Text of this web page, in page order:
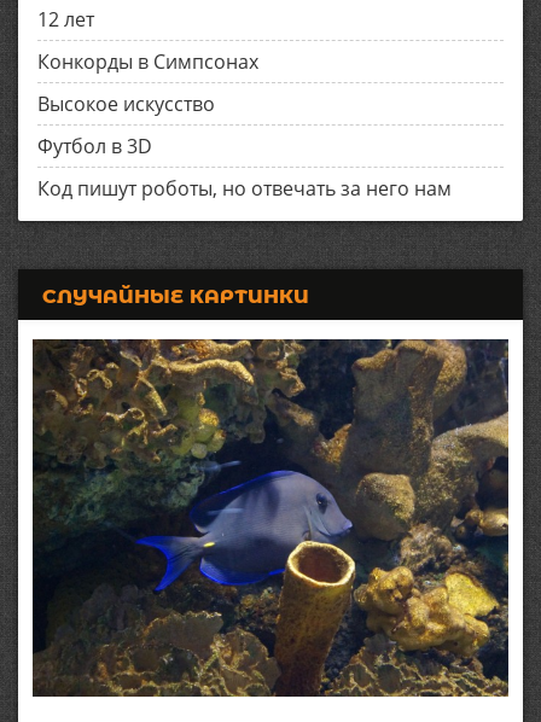
12 лет
Конкорды в Симпсонах
Высокое искусство
Футбол в 3D
Код пишут роботы, но отвечать за него нам
СЛУЧАЙНЫЕ КАРТИНКИ